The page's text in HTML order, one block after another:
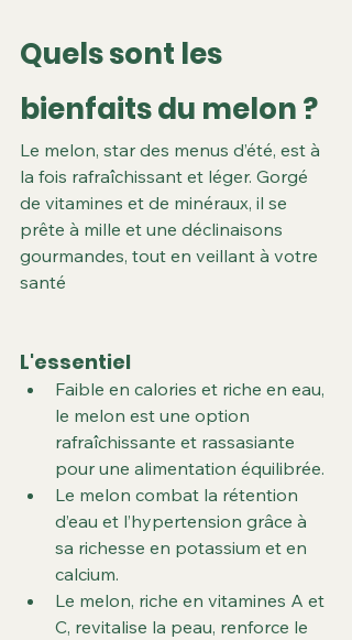
Quels sont les
bienfaits du melon ?
Le melon, star des menus d’été, est à
la fois rafraîchissant et léger. Gorgé
de vitamines et de minéraux, il se
prête à mille et une déclinaisons
gourmandes, tout en veillant à votre
santé
L'essentiel
Faible en calories et riche en eau,
le melon est une option
rafraîchissante et rassasiante
pour une alimentation équilibrée.
Le melon combat la rétention
d’eau et l’hypertension grâce à
sa richesse en potassium et en
calcium.
Le melon, riche en vitamines A et
C, revitalise la peau, renforce le